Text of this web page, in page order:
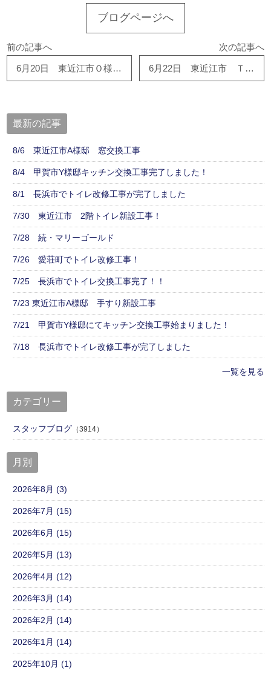
ブログページへ
前の記事へ
6月20日 東近江市Ｏ様邸の洗面室・浴室リフォームが始まりました！
次の記事へ
6月22日 東近江市 Ｔ様邸 増築工事順調です！
最新の記事
8/6 東近江市A様邸 窓交換工事
8/4 甲賀市Y様邸キッチン交換工事完了しました！
8/1 長浜市でトイレ改修工事が完了しました
7/30 東近江市 2階トイレ新設工事！
7/28 続・マリーゴールド
7/26 愛荘町でトイレ改修工事！
7/25 長浜市でトイレ交換工事完了！！
7/23 東近江市A様邸 手すり新設工事
7/21 甲賀市Y様邸にてキッチン交換工事始まりました！
7/18 長浜市でトイレ改修工事が完了しました
一覧を見る
カテゴリー
スタッフブログ （3914）
月別
2026年8月 (3)
2026年7月 (15)
2026年6月 (15)
2026年5月 (13)
2026年4月 (12)
2026年3月 (14)
2026年2月 (14)
2026年1月 (14)
2025年10月 (1)